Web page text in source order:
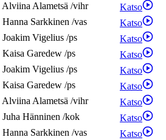
AlviinaAlametsä /vihr
Katso
Hanna Sarkkinen /vas
Katso
Joakim Vigelius /ps
Katso
Kaisa Garedew /ps
Katso
Joakim Vigelius /ps
Katso
Kaisa Garedew /ps
Katso
AlviinaAlametsä /vihr
Katso
Juha Hänninen /kok
Katso
Hanna Sarkkinen /vas
Katso